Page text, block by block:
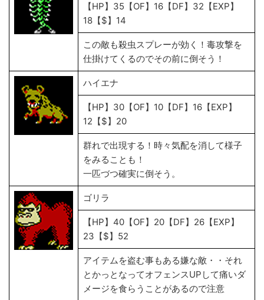
【HP】35【OF】16【DF】32【EXP】
18【$】14
この敵も殺虫スプレーが効く！毒攻撃を
仕掛けてくるのでその前に倒そう！
ハイエナ
【HP】30【OF】10【DF】16【EXP】
12【$】20
群れで出現する！時々気配を消して様子
をみることも！
一匹づつ確実に倒そう。
ゴリラ
【HP】40【OF】20【DF】26【EXP】
23【$】52
アイテムを盗む事もある嫌な敵・・それ
とかっとなってオフェンスUPして痛いダ
メージを食らうことがあるので注意